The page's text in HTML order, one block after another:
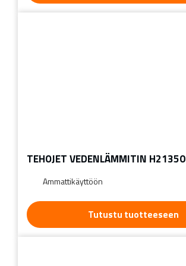
TEHOJET VEDENLÄMMITIN H21350
Ammattikäyttöön
Tutustu tuotteeseen